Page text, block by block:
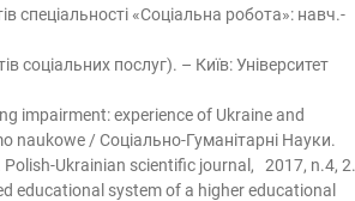
спеціальності «Соціальна робота»: навч.-
соціальних послуг). – Київ: Університет
impairment: experience of Ukraine and
naukowe / Соціально-Гуманітарні Науки.
Ukrainian scientific journal, 2017, n.4, 2.
educational system of a higher educational